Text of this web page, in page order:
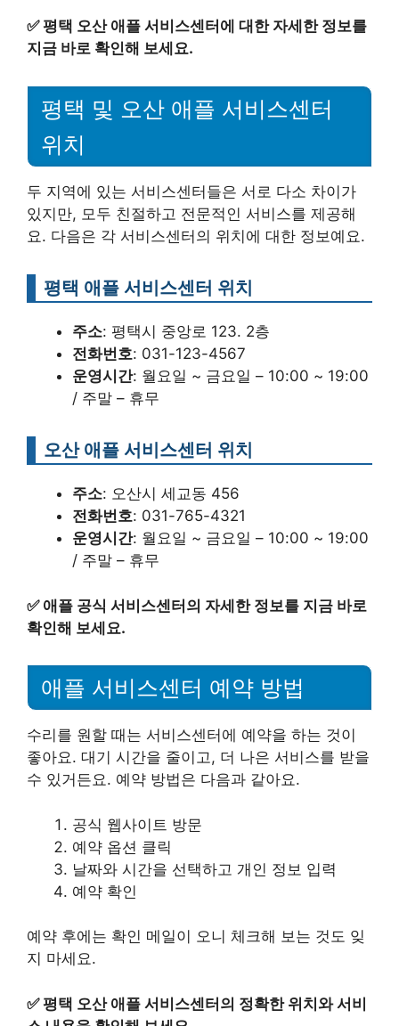
✅평택 오산 애플 서비스센터에 대한 자세한 정보를
지금 바로 확인해 보세요.
평택 및 오산 애플 서비스센터
위치
두 지역에 있는 서비스센터들은 서로 다소 차이가
있지만, 모두 친절하고 전문적인 서비스를 제공해
요. 다음은 각 서비스센터의 위치에 대한 정보예요.
평택 애플 서비스센터 위치
주소: 평택시 중앙로 123. 2층
전화번호: 031-123-4567
운영시간: 월요일 ~ 금요일 – 10:00 ~ 19:00
/ 주말 – 휴무
오산 애플 서비스센터 위치
주소: 오산시 세교동 456
전화번호: 031-765-4321
운영시간: 월요일 ~ 금요일 – 10:00 ~ 19:00
/ 주말 – 휴무
✅ 애플 공식 서비스센터의 자세한 정보를 지금 바로
확인해 보세요.
애플 서비스센터 예약 방법
수리를 원할 때는 서비스센터에 예약을 하는 것이
좋아요. 대기 시간을 줄이고, 더 나은 서비스를 받을
수 있거든요. 예약 방법은 다음과 같아요.
공식 웹사이트 방문
예약 옵션 클릭
날짜와 시간을 선택하고 개인 정보 입력
예약 확인
예약 후에는 확인 메일이 오니 체크해 보는 것도 잊
지 마세요.
✅평택 오산 애플 서비스센터의 정확한 위치와 서비